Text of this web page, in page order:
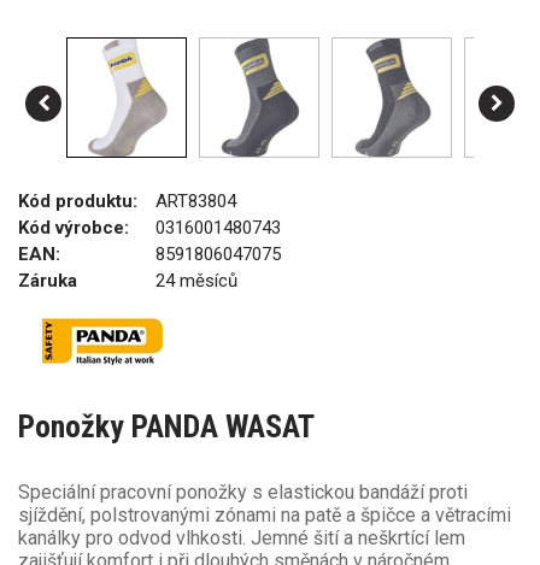
Kód produktu:
ART83804
Kód výrobce:
0316001480743
EAN:
8591806047075
Záruka
24 měsíců
Ponožky PANDA WASAT
Speciální pracovní ponožky s elastickou bandáží proti
sjíždění, polstrovanými zónami na patě a špičce a větracími
kanálky pro odvod vlhkosti. Jemné šití a neškrtící lem